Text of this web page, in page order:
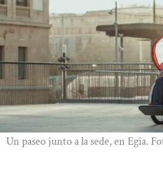
Un paseo junto a la sede, en Egia.